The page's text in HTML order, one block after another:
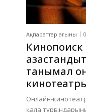
Ақпараттар ағыны
Кинопоиск
танымал
Онлайн-
қала